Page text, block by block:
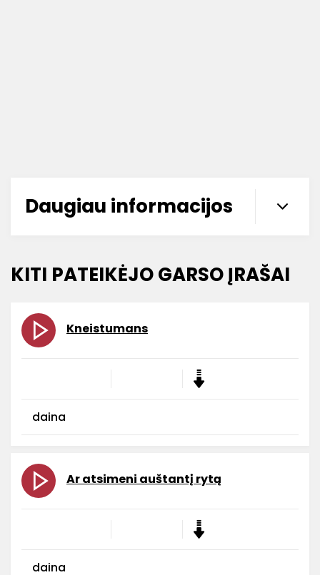
Daugiau informacijos
KITI PATEIKĖJO GARSO ĮRAŠAI
Kneistumans
daina
Ar atsimeni auštantį rytą
daina